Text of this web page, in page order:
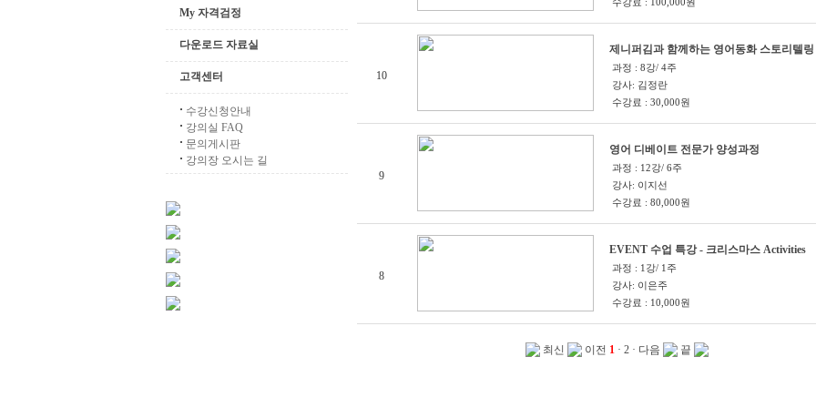
My 자격검정
다운로드 자료실
고객센터
수강신청안내
강의실 FAQ
문의게시판
강의장 오시는 길
10
제니퍼김과 함께하는 영어동화 스토리텔
과정 : 8강/ 4주
강사: 김정란
수강료 : 30,000원
9
영어 디베이트 전문가 양성과정
과정 : 12강/ 6주
강사: 이지선
수강료 : 80,000원
8
EVENT 수업 특강 - 크리스마스 Activities
과정 : 1강/ 1주
강사: 이은주
수강료 : 10,000원
최신 이전 1· 2· 다음 끝